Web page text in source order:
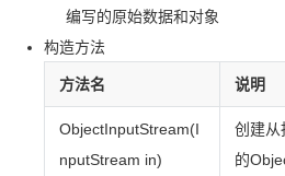
编写的原始数据和对象
构造方法
方法名 说明
ObjectInputStream(I
nputStream in)
创建从
的